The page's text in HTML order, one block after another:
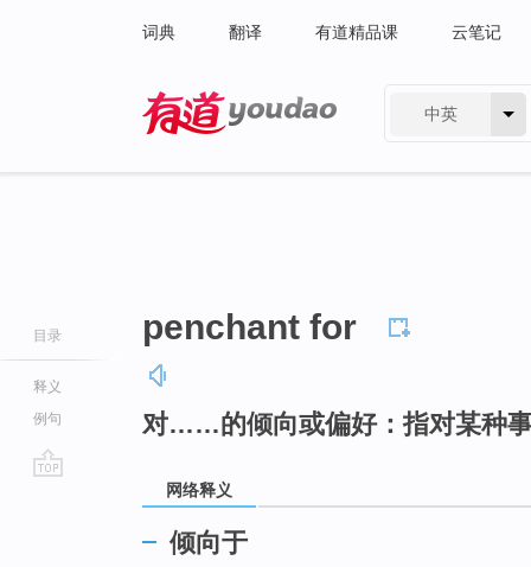
词典 翻译 有道精品课 云笔记
中英
目录
释义
例句
penchant for
对……的倾向或偏好：指对某种
网络释义
倾向于